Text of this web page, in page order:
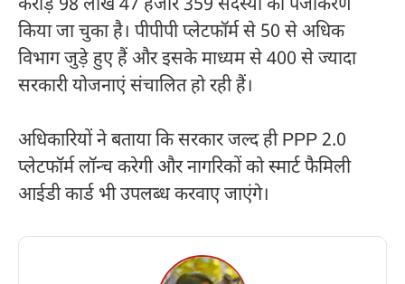
करोड़ 98 लाख 47 हजार 359 सदस्यों का पंजीकरण
किया जा चुका है। पीपीपी प्लेटफॉर्म से 50 से अधिक
विभाग जुड़े हुए हैं और इसके माध्यम से 400 से ज्यादा
सरकारी योजनाएं संचालित हो रही हैं।
अधिकारियों ने बताया कि सरकार जल्द ही PPP 2.0
प्लेटफॉर्म लॉन्च करेगी और नागरिकों को स्मार्ट फैमिली
आईडी कार्ड भी उपलब्ध करवाए जाएंगे।